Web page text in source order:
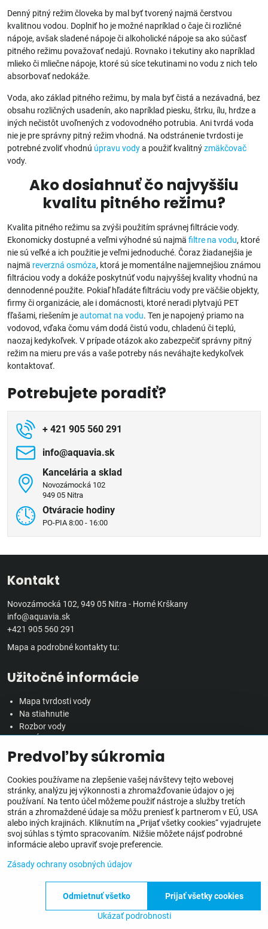
Denný pitný režim človeka by mal byť tvorený najmä čerstvou
kvalitnou vodou. Doplniť ho je možné napríklad o čaje či rozličné
nápoje, avšak sladené nápoje či alkoholické nápoje sa ako súčasť
pitného režimu považovať nedajú. Rovnako i tekutiny ako napríklad
mlieko či mliečne nápoje, ktoré sú síce tekutinami no vodu z nich telo
absorbovať nedokáže.
Voda, ako základ pitného režimu, by mala byť čistá a nezávadná, bez
obsahu rozličných usadenín, ako napríklad piesku, štrku, ílu, hrdze a
iných nečistôt uvoľnených z vodovodného potrubia. Ani tvrdá voda
nie je pre správny pitný režim vhodná. Na odstránenie tvrdosti je
potrebné zvoliť vhodnú úpravu vodya použiť kvalitnýzmäkčovač
vody.
Ako dosiahnuť čo najvyššiu
kvalitu pitného režimu?
Kvalita pitného režimu sa zvýši použitím správnej filtrácie vody.
Ekonomicky dostupné a veľmi výhodné sú najmä filtre na vodu, ktoré
nie sú veľké a ich použitie je veľmi jednoduché. Čoraz žiadanejšia je
najmä reverzná osmóza, ktorá je momentálne najjemnejšiou známou
filtráciou vody a dokáže poskytnúť vodu najvyššej kvality vhodnú na
dennodenné použite. Pokiaľ hľadáte filtráciu vody pre väčšie objekty,
firmy či organizácie, ale i domácnosti, ktoré neradi plytvajú PET
fľašami, riešením jeautomat na vodu. Ten je napojený priamo na
vodovod, vďaka čomu vám dodá čistú vodu, chladenú či teplú,
naozaj kedykoľvek. V prípade otázok ako zabezpečiť správny pitný
režim na mieru pre vás a vaše potreby nás neváhajte kedykoľvek
kontaktovať.
Potrebujete poradiť?
+ 421 905 560 291
info​@aquavia​.sk
Kancelária a sklad
Novozámocká 102
949 05 Nitra
Otváracie hodiny
PO-PIA 8:00 - 16:00
Kontakt
Novozámocká 102, 949 05 Nitra - Horné Krškany
info@aquavia.sk
+421 905 560 291
Mapa a podrobné kontakty tu:
Užitočné informácie
Mapa tvrdosti vody
Na stiahnutie
Rozbor vody
Veľkoobchodná spolupráca
Všetko o nákupe
Obchodné podmienky
Ochrana osobných údajov
Reklamačný poriadok
Doprava, doručenie a poplatky
© 2026
Copyright
Vytvorené pomocou:BiznisWeb.sk
Predvoľby súkromia
Cookies používame na zlepšenie vašej návštevy tejto webovej
stránky, analýzu jej výkonnosti a zhromažďovanie údajov o jej
používaní. Na tento účel môžeme použiť nástroje a služby tretích
strán a zhromaždené údaje sa môžu preniesť k partnerom v EÚ, USA
alebo iných krajinách. Kliknutím na „Prijať všetky cookies“ vyjadrujete
svoj súhlas s týmto spracovaním. Nižšie môžete nájsť podrobné
informácie alebo upraviť svoje preferencie.
Zásady ochrany osobných údajov
Ukázať podrobnosti
Prijať všetky cookies
Odmietnuť všetko